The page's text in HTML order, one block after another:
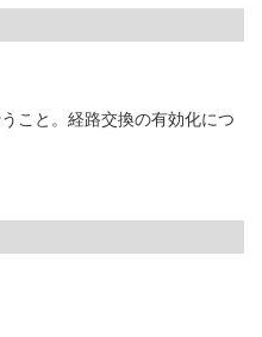
こと。経路交換の有効化につ